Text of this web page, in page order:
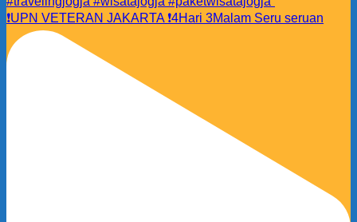
❗️UPN VETERAN JAKARTA ❗️4Hari 3Malam Seru seruan